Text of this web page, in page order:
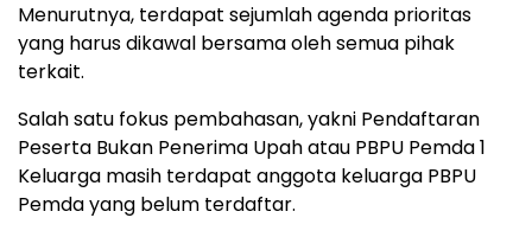
Menurutnya, terdapat sejumlah agenda prioritas
yang harus dikawal bersama oleh semua pihak
terkait.
Salah satu fokus pembahasan, yakni Pendaftaran
Peserta Bukan Penerima Upah atau PBPU Pemda 1
Keluarga masih terdapat anggota keluarga PBPU
Pemda yang belum terdaftar.